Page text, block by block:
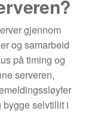
gjennom
og samarbeid
på timing og
serveren,
bygge selvtillit i